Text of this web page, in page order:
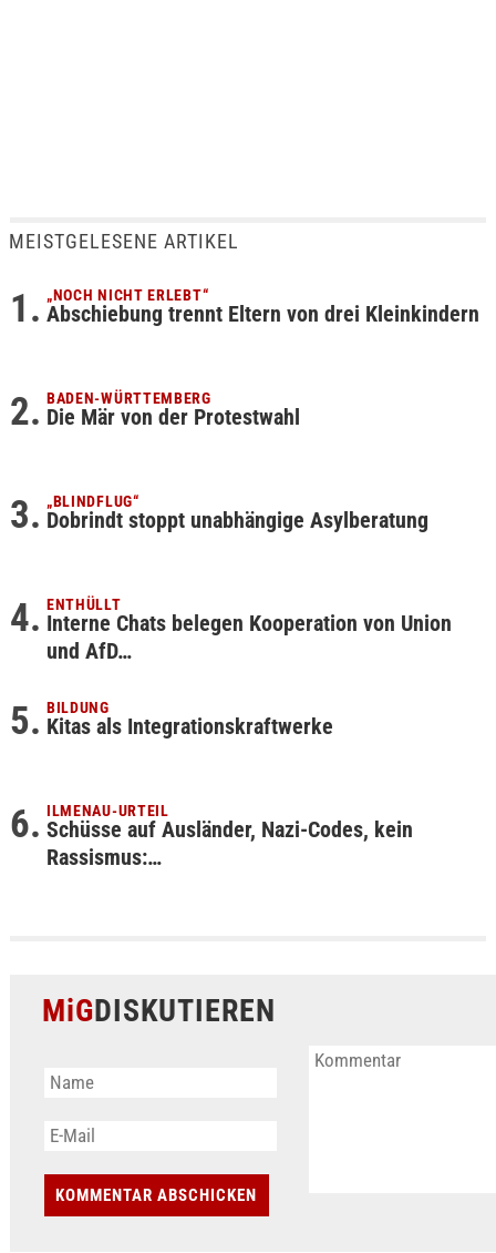
MEISTGELESENE ARTIKEL
„NOCH NICHT ERLEBT“
Abschiebung trennt Eltern von drei Kleinkindern
BADEN-WÜRTTEMBERG
Die Mär von der Protestwahl
„BLINDFLUG“
Dobrindt stoppt unabhängige Asylberatung
ENTHÜLLT
Interne Chats belegen Kooperation von Union
und AfD…
BILDUNG
Kitas als Integrationskraftwerke
ILMENAU-URTEIL
Schüsse auf Ausländer, Nazi-Codes, kein
Rassismus:…
MiGDISKUTIEREN